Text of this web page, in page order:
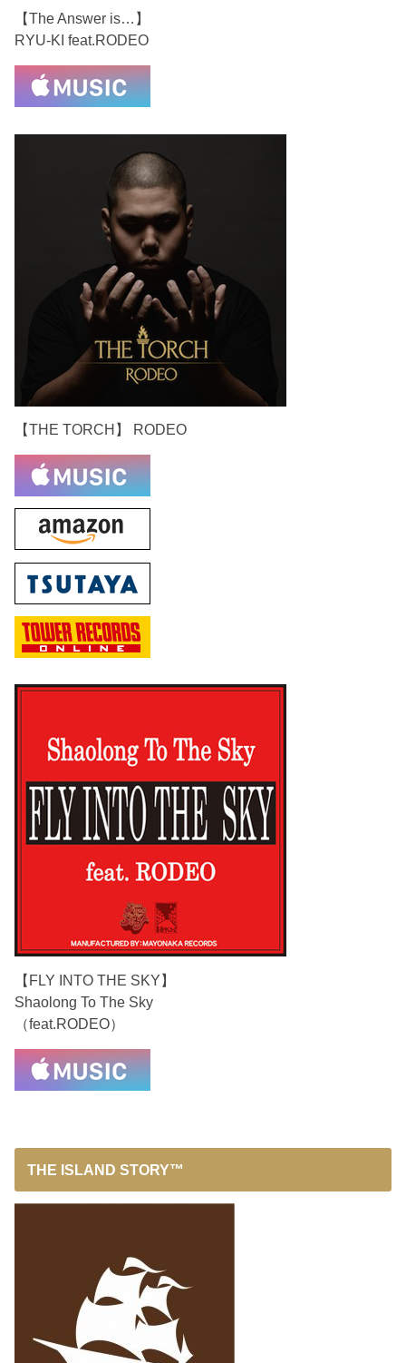
【The Answer is…】
RYU-KI feat.RODEO
【THE TORCH】 RODEO
【FLY INTO THE SKY】
Shaolong To The Sky
（feat.RODEO）
THE ISLAND STORY™